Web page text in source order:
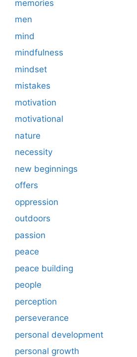
memories
men
mind
mindfulness
mindset
mistakes
motivation
motivational
nature
necessity
new beginnings
offers
oppression
outdoors
passion
peace
peace building
people
perception
perseverance
personal development
personal growth